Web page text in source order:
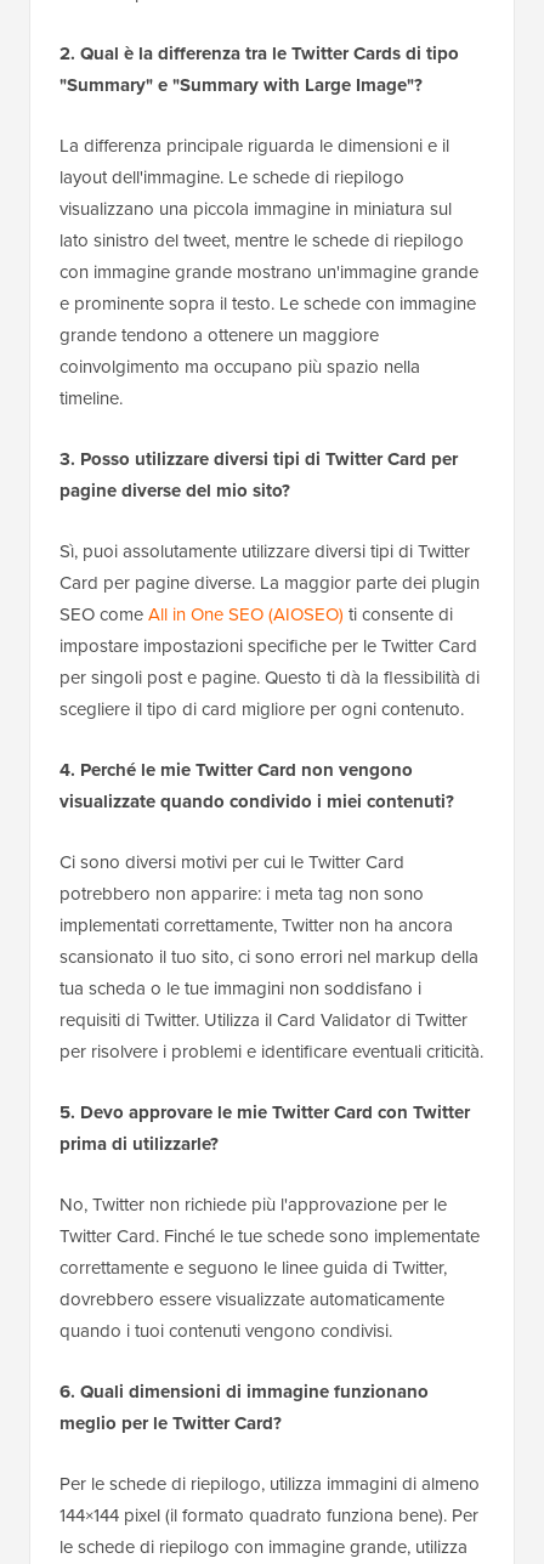
2. Qual è la differenza tra le Twitter Cards di tipo
"Summary" e "Summary with Large Image"?
La differenza principale riguarda le dimensioni e il
layout dell'immagine. Le schede di riepilogo
visualizzano una piccola immagine in miniatura sul
lato sinistro del tweet, mentre le schede di riepilogo
con immagine grande mostrano un'immagine grande
e prominente sopra il testo. Le schede con immagine
grande tendono a ottenere un maggiore
coinvolgimento ma occupano più spazio nella
timeline.
3. Posso utilizzare diversi tipi di Twitter Card per
pagine diverse del mio sito?
Sì, puoi assolutamente utilizzare diversi tipi di Twitter
Card per pagine diverse. La maggior parte dei plugin
SEO comeAll in One SEO (AIOSEO) ti consente di
impostare impostazioni specifiche per le Twitter Card
per singoli post e pagine. Questo ti dà la flessibilità di
scegliere il tipo di card migliore per ogni contenuto.
4. Perché le mie Twitter Card non vengono
visualizzate quando condivido i miei contenuti?
Ci sono diversi motivi per cui le Twitter Card
potrebbero non apparire: i meta tag non sono
implementati correttamente, Twitter non ha ancora
scansionato il tuo sito, ci sono errori nel markup della
tua scheda o le tue immagini non soddisfano i
requisiti di Twitter. Utilizza il Card Validator di Twitter
per risolvere i problemi e identificare eventuali criticità.
5. Devo approvare le mie Twitter Card con Twitter
prima di utilizzarle?
No, Twitter non richiede più l'approvazione per le
Twitter Card. Finché le tue schede sono implementate
correttamente e seguono le linee guida di Twitter,
dovrebbero essere visualizzate automaticamente
quando i tuoi contenuti vengono condivisi.
6. Quali dimensioni di immagine funzionano
meglio per le Twitter Card?
Per le schede di riepilogo, utilizza immagini di almeno
144×144 pixel (il formato quadrato funziona bene). Per
le schede di riepilogo con immagine grande, utilizza